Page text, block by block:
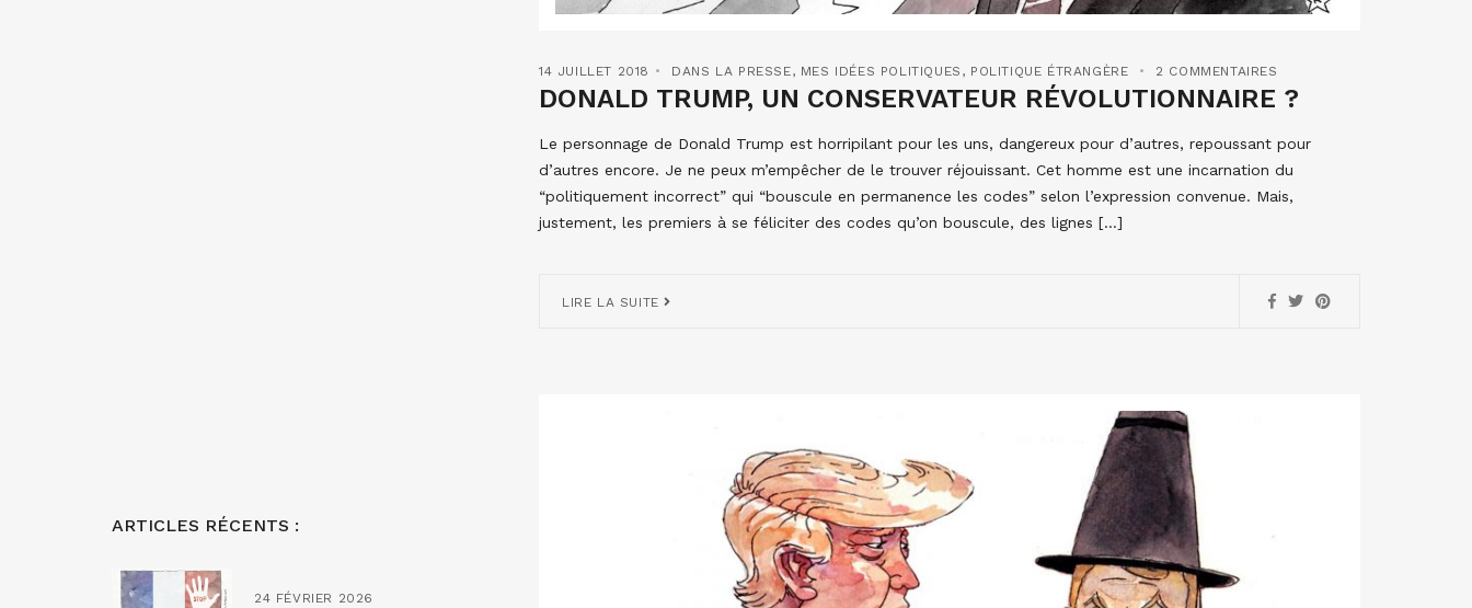
14 JUILLET 2018 DANS LA PRESSE, MES IDÉES POLITIQUES , POLITIQUE ÉTRANGÈRE 2 COMMENTAIRES
DONALD TRUMP, UN CONSERVATEUR RÉVOLUTIONNAIRE ?
Le personnage de Donald Trump est horripilant pour les uns, dangereux pour d’autres, repoussant pour
d’autres encore. Je ne peux m’empêcher de le trouver réjouissant. Cet homme est une incarnation du
“politiquement incorrect” qui “bouscule en permanence les codes” selon l’expression convenue. Mais,
justement, les premiers à se féliciter des codes qu’on bouscule, des lignes […]
LIRE LA SUITE
ARTICLES RÉCENTS :
24 FÉVRIER 2026